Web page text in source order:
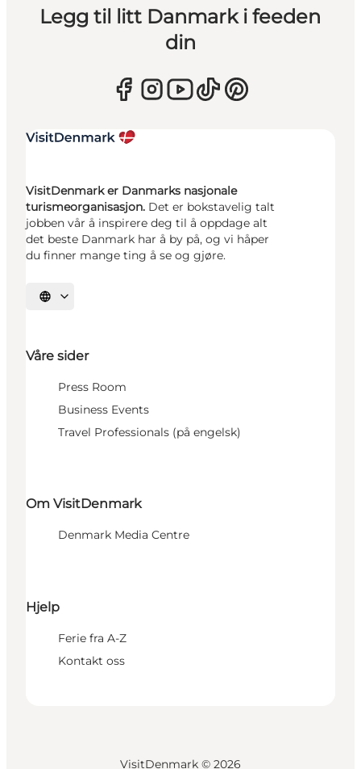
Legg til litt Danmark i feeden
din
VisitDenmark er Danmarks nasjonale
turismeorganisasjon. Det er bokstavelig talt
jobben vår å inspirere deg til å oppdage alt
det beste Danmark har å by på, og vi håper
du finner mange ting å se og gjøre.
Velg språk
Våre sider
Press Room
Business Events
Travel Professionals (på engelsk)
Om VisitDenmark
Denmark Media Centre
Hjelp
Ferie fra A-Z
Kontakt oss
VisitDenmark © 2026